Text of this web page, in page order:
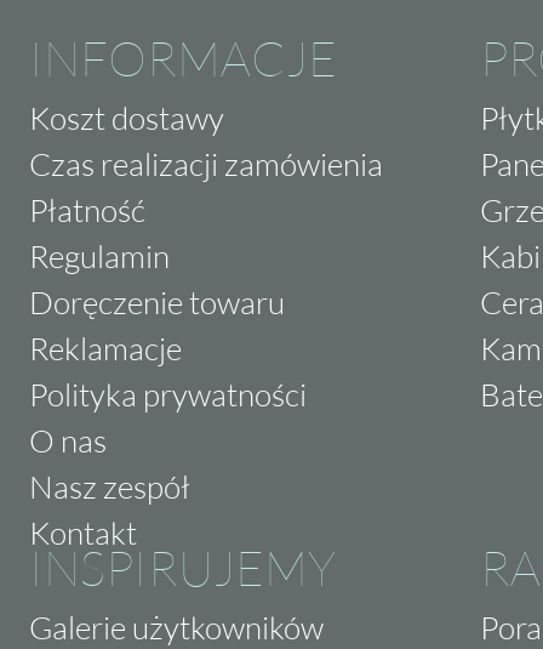
INFORMACJE
Koszt dostawy
Czas realizacji zamówienia
Płatność
Regulamin
Doręczenie towaru
Reklamacje
Polityka prywatności
O nas
Nasz zespół
Kontakt
INSPIRUJEMY
Galerie użytkowników